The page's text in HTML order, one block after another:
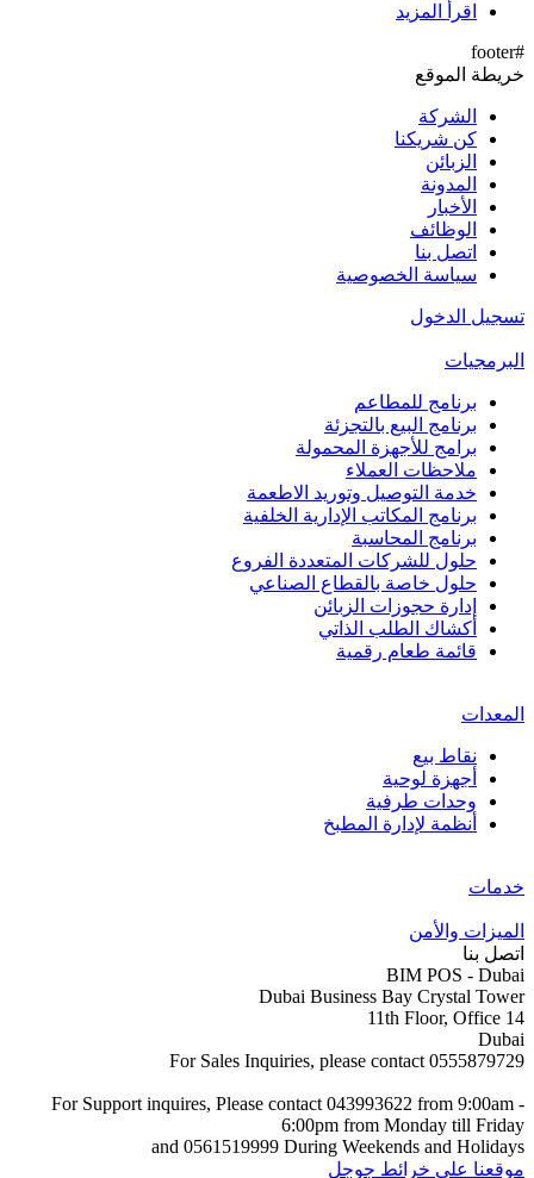
اقرأ المزيد
#footer
خريطة الموقع
الشركة
كن شريكنا
الزبائن
المدونة
الأخبار
الوظائف
اتصل بنا
سياسة الخصوصية
تسجيل الدخول
البرمجيات
برنامج للمطاعم
برنامج البيع بالتجزئة
برامج للأجهزة المحمولة
ملاحظات العملاء
خدمة التوصيل وتوريد الاطعمة
برنامج المكاتب الإدارية الخلفية
برنامج المحاسبة
حلول للشركات المتعددة الفروع
حلول خاصة بالقطاع الصناعي
إدارة حجوزات الزبائن
أكشاك الطلب الذاتي
قائمة طعام رقمية
المعدات
نقاط بيع
أجهزة لوحية
وحدات طرفية
أنظمة لإدارة المطبخ
خدمات
الميزات والأمن
اتصل بنا
BIM POS - Dubai
Dubai Business Bay Crystal Tower
11th Floor, Office 14
Dubai
For Sales Inquiries, please contact 0555879729
For Support inquires, Please contact 043993622 from 9:00am -
6:00pm from Monday till Friday
and 0561519999 During Weekends and Holidays
موقعنا على خرائط جوجل